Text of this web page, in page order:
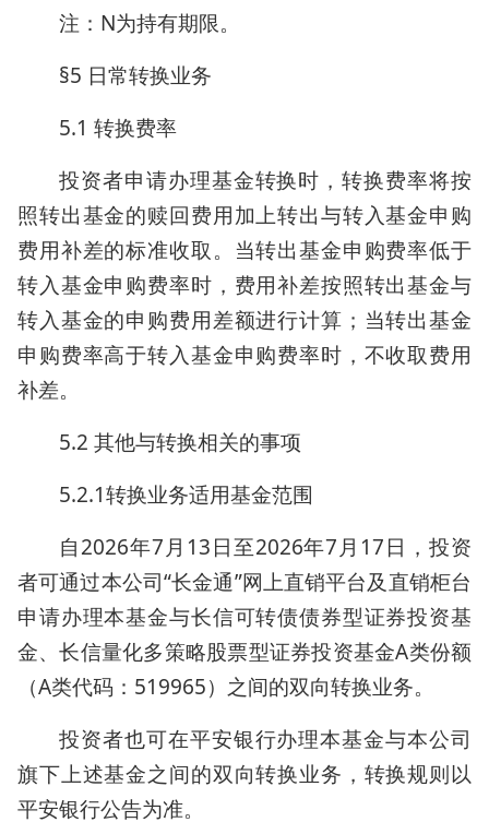
注：N为持有期限。
§5 日常转换业务
5.1 转换费率
投资者申请办理基金转换时，转换费率将按
照转出基金的赎回费用加上转出与转入基金申购
费用补差的标准收取。当转出基金申购费率低于
转入基金申购费率时，费用补差按照转出基金与
转入基金的申购费用差额进行计算；当转出基金
申购费率高于转入基金申购费率时，不收取费用
补差。
5.2 其他与转换相关的事项
5.2.1转换业务适用基金范围
自2026年7月13日至2026年7月17日，投资
者可通过本公司“长金通”网上直销平台及直销柜台
申请办理本基金与长信可转债债券型证券投资基
金、长信量化多策略股票型证券投资基金A类份额
（A类代码：519965）之间的双向转换业务。
投资者也可在平安银行办理本基金与本公司
旗下上述基金之间的双向转换业务，转换规则以
平安银行公告为准。